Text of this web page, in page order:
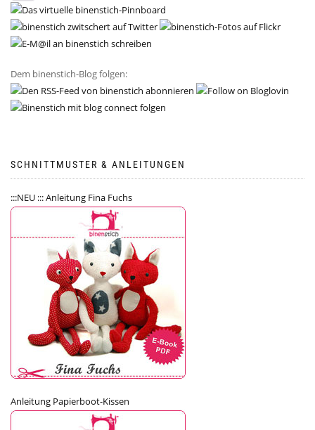
Dem binenstich-Blog folgen:
SCHNITTMUSTER & ANLEITUNGEN
:::NEU ::: Anleitung Fina Fuchs
Anleitung Papierboot-Kissen